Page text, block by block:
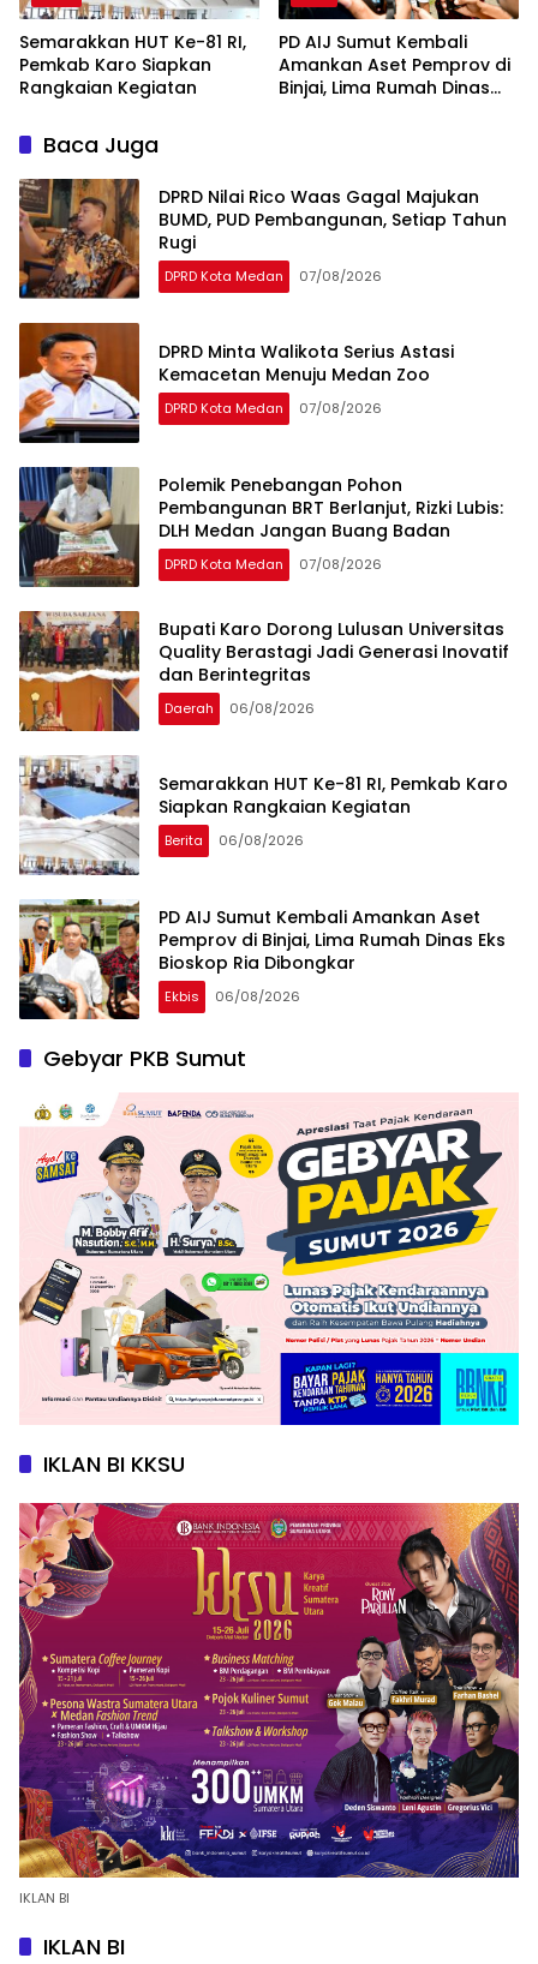
Semarakkan HUT Ke-81 RI,
Pemkab Karo Siapkan
Rangkaian Kegiatan
PD AIJ Sumut Kembali
Amankan Aset Pemprov di
Binjai, Lima Rumah Dinas
Baca Juga
DPRD Nilai Rico Waas Gagal Majukan
BUMD, PUD Pembangunan, Setiap Tahun
Rugi
DPRD Kota Medan 07/08/2026
DPRD Minta Walikota Serius Astasi
Kemacetan Menuju Medan Zoo
DPRD Kota Medan 07/08/2026
Polemik Penebangan Pohon
Pembangunan BRT Berlanjut, Rizki Lubis:
DLH Medan Jangan Buang Badan
DPRD Kota Medan 07/08/2026
Bupati Karo Dorong Lulusan Universitas
Quality Berastagi Jadi Generasi Inovatif
dan Berintegritas
Daerah 06/08/2026
Semarakkan HUT Ke-81 RI, Pemkab Karo
Siapkan Rangkaian Kegiatan
Berita 06/08/2026
PD AIJ Sumut Kembali Amankan Aset
Pemprov di Binjai, Lima Rumah Dinas Eks
Bioskop Ria Dibongkar
Ekbis 06/08/2026
Gebyar PKB Sumut
IKLAN BI KKSU
IKLAN BI
IKLAN BI